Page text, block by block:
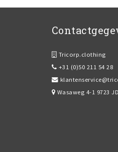
Tricorp.clothing
+31 (0)50 211 54 28
Wasaweg 4-1 9723